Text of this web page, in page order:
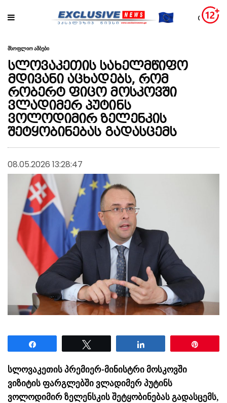
მსოფლიო ამბები
სლოვაკეთის სახელმწიფო
მდივანი აცხადებს, რომ
რობერტ ფიცო მოსკოვში
ვლადიმერ პუტინს
ვოლოდიმირ ზელენკის
შეტყობინებას გადასცემს
08.05.2026 13:28:47
სლოვაკეთის პრემიერ-მინისტრი მოსკოვში
ვიზიტის ფარგლებში ვლადიმერ პუტინს
ვოლოდიმირ ზელენსკის შეტყობინებას გადასცემს,